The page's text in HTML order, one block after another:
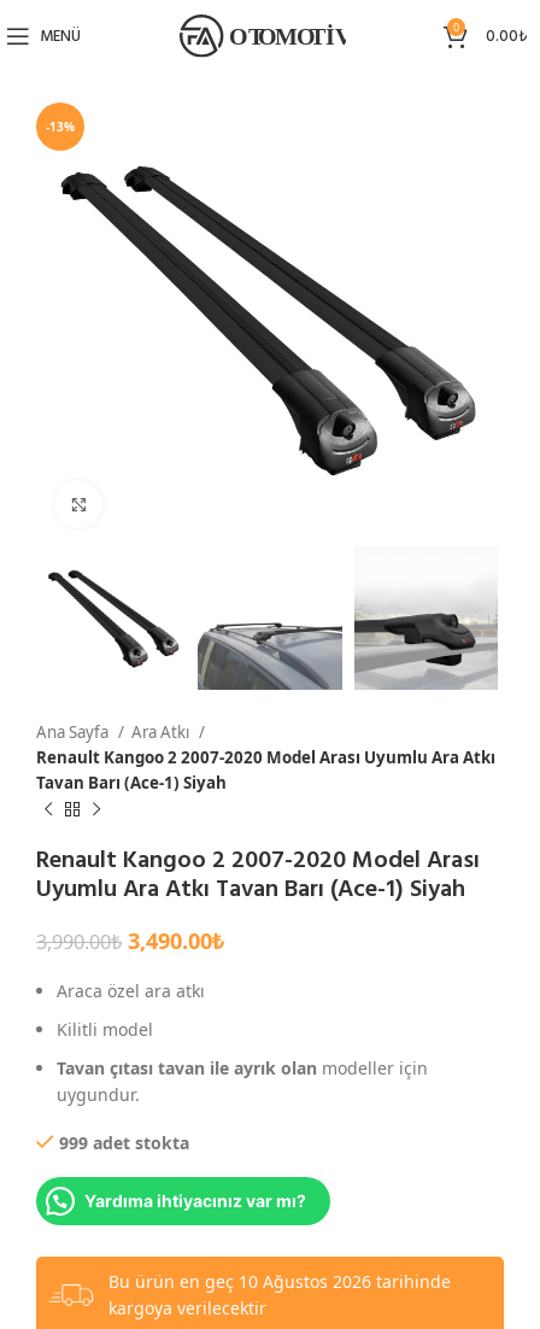
MENÜ 0 0.00₺
-13%
Ana Sayfa
Ara Atkı
Renault Kangoo 2 2007-2020 Model Arası Uyumlu Ara Atkı
Tavan Barı (Ace-1) Siyah
Renault Kangoo 2 2007-2020 Model Arası
Uyumlu Ara Atkı Tavan Barı (Ace-1) Siyah
3,990.00₺ 3,490.00₺
Araca özel ara atkı
Kilitli model
Tavan çıtası tavan ile ayrık olan modeller için
uygundur.
999 adet stokta
Yardıma ihtiyacınız var mı?
Bu ürün en geç 10 Ağustos 2026 tarihinde
kargoya verilecektir